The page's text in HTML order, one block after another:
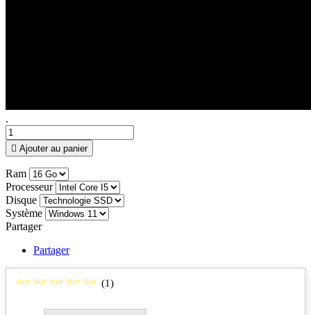
.
 Ajouter au panier
Ram
Processeur
Disque
Système
Partager
Partager
star star star star star (1)